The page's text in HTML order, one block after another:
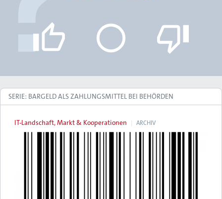
SERIE: BARGELD ALS ZAHLUNGSMITTEL BEI BEHÖRDEN
IT-Landschaft, Markt & Kooperationen ARCHIV